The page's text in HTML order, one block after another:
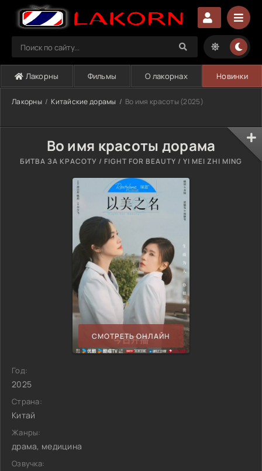
Лакорны Фильмы О лакорнах Новинки
Лакорны Китайские дорамы Во имя красоты (2025)
Во имя красоты дорама
БИТВА ЗА КРАСОТУ / FIGHT FOR BEAUTY / YI MEI ZHI MING
СМОТРЕТЬ ОНЛАЙН
Год:
2025
Страна:
Китай
Жанры:
драма, медицина
Озвучка: